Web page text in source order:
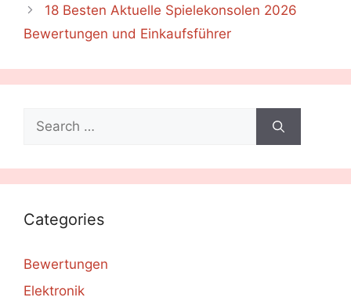
18 Besten Aktuelle Spielekonsolen 2026
Bewertungen und Einkaufsführer
Search
for:
Categories
Bewertungen
Elektronik